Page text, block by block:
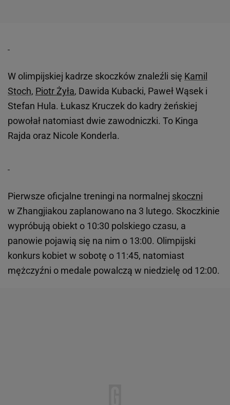
W olimpijskiej kadrze skoczków znaleźli się Kamil
Stoch, Piotr Żyła, Dawida Kubacki, Paweł Wąsek i
Stefan Hula. Łukasz Kruczek do kadry żeńskiej
powołał natomiast dwie zawodniczki. To Kinga
Rajda oraz Nicole Konderla.
Pierwsze oficjalne treningi na normalnej skoczni
w Zhangjiakou zaplanowano na 3 lutego. Skoczkinie
wypróbują obiekt o 10:30 polskiego czasu, a
panowie pojawią się na nim o 13:00. Olimpijski
konkurs kobiet w sobotę o 11:45, natomiast
mężczyźni o medale powalczą w niedzielę od 12:00.